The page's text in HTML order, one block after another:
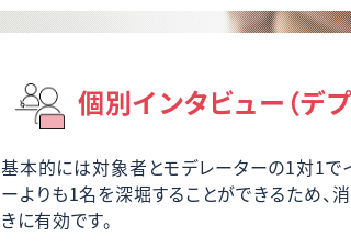
個別インタビュー（デ
基本的には対象者とモデレーターの1対1で
ーよりも1名を深堀することができるため、
きに有効です。